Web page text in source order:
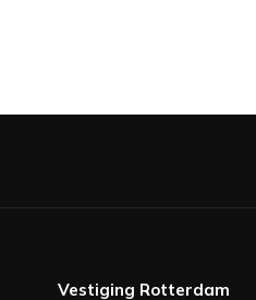
Vestiging Rotterdam